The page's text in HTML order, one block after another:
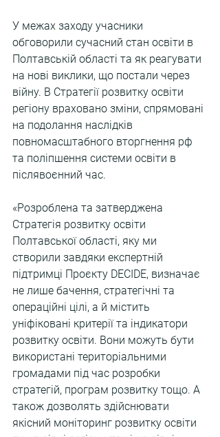
У межах заходу учасники
обговорили сучасний стан освіти в
Полтавській області та як реагувати
на нові виклики, що постали через
війну. В Стратегії розвитку освіти
регіону враховано зміни, спрямовані
на подолання наслідків
повномасштабного вторгнення рф
та поліпшення системи освіти в
післявоєнний час.
«Розроблена та затверджена
Стратегія розвитку освіти
Полтавської області, яку ми
створили завдяки експертній
підтримці Проєкту DECIDE, визначає
не лише бачення, стратегічні та
операційні цілі, а й містить
уніфіковані критерії та індикатори
розвитку освіти. Вони можуть бути
використані територіальними
громадами під час розробки
стратегій, програм розвитку тощо. А
також дозволять здійснювати
якісний моніторинг розвитку освіти